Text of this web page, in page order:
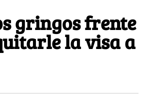
gringos frente
la visa a